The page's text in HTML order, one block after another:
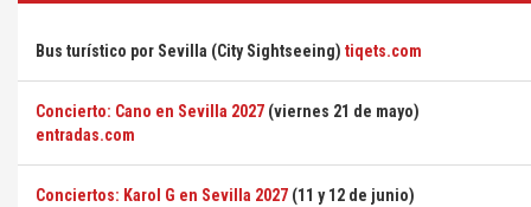
Bus turístico por Sevilla (City Sightseeing) tiqets.com
Concierto: Cano en Sevilla 2027 (viernes 21 de mayo)
entradas.com
Conciertos: Karol G en Sevilla 2027 (11 y 12 de junio)